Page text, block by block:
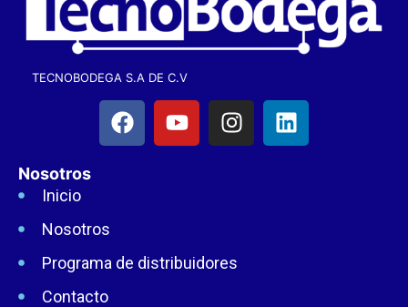
TECNOBODEGA S.A DE C.V
Nosotros
Inicio
Nosotros
Programa de distribuidores
Contacto